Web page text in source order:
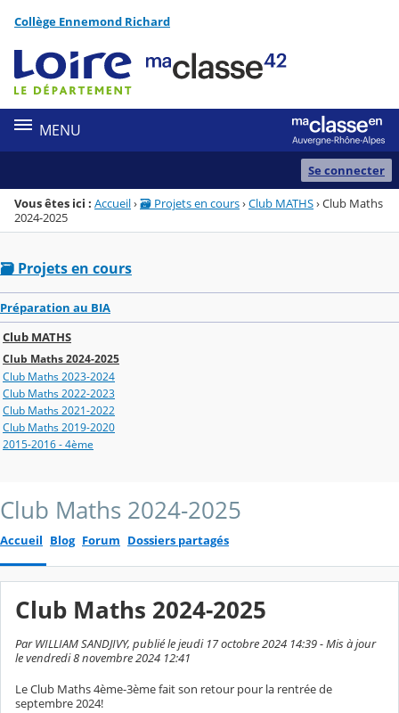
Menu de la rubrique
Contenu
Collège Ennemond Richard
MENU
Se connecter
Vous êtes ici : Accueil›🗃️ Projets en cours›Club MATHS›Club Maths
2024-2025
🗃️ Projets en cours
Préparation au BIA
Club MATHS
Club Maths 2024-2025
Club Maths 2023-2024
Club Maths 2022-2023
Club Maths 2021-2022
Club Maths 2019-2020
2015-2016 - 4ème
Club Maths 2024-2025
Accueil Blog Forum Dossiers partagés
Club Maths 2024-2025
Par WILLIAM SANDJIVY, publié le jeudi 17 octobre 2024 14:39 - Mis à jour
le vendredi 8 novembre 2024 12:41
Le Club Maths 4ème-3ème fait son retour pour la rentrée de
septembre 2024!